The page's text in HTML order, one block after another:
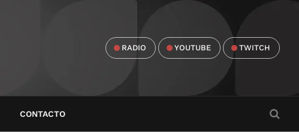
RADIO YOUTUBE TWITCH
CONTACTO